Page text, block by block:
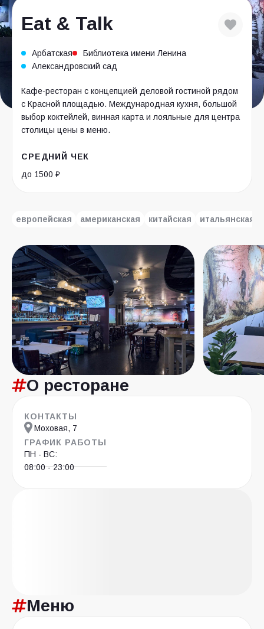
Eat & Talk
Арбатская
Библиотека имени Ленина
Александровский сад
Кафе-ресторан с концепцией деловой гостиной рядом
с Красной площадью. Международная кухня, большой
выбор коктейлей, винная карта и лояльные для центра
столицы цены в меню.
СРЕДНИЙ ЧЕК
до 1500 ₽
европейская американская китайская итальянская
О ресторане
КОНТАКТЫ
Моховая, 7
ГРАФИК РАБОТЫ
ПН - ВС:
08:00 - 23:00
Меню